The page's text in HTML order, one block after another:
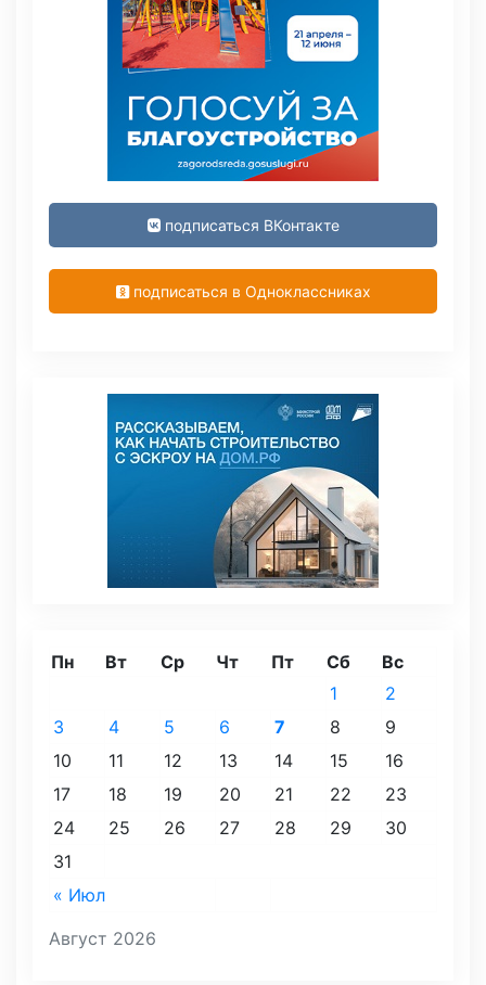
подписаться ВКонтакте
подписаться в Одноклассниках
Август 2026
Пн Вт Ср Чт Пт Сб Вс
« Июл
1
2
3
4 5 6 7 8
9
10
11 12 13 14 15
16
17
18 19 20 21 22
23
24
25 26 27 28 29
30
31